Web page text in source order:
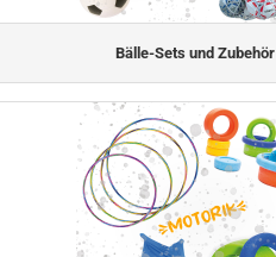
Bälle-Sets und Zubehör